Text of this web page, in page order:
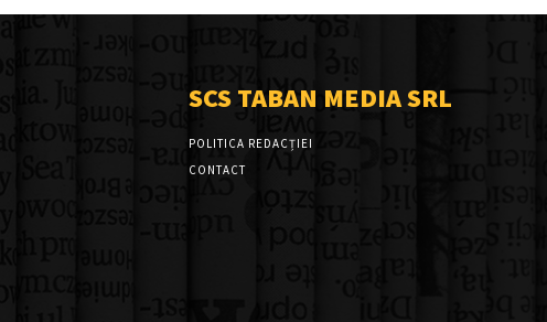
SCS TABAN MEDIA SRL
POLITICA REDACȚIEI
CONTACT